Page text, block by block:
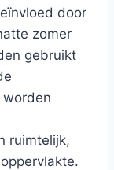
door
zomer
gebruikt
ruimtelijk,